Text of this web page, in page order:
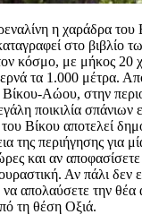
η χαράδρα του
στο βιβλίο
κόσμο, με μήκος 20
τα 1.000 μέτρα.
Αώου, στην
ποικιλία σπάνιων
Βίκου αποτελεί
της περιήγησης για
και αν
Αν πάλι δεν
να απολαύσετε την
τη θέση Οξιά.